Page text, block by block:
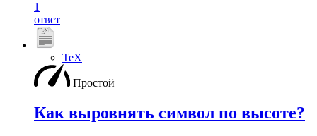
1
ответ
TeX
Простой
Как выровнять символ по высоте?